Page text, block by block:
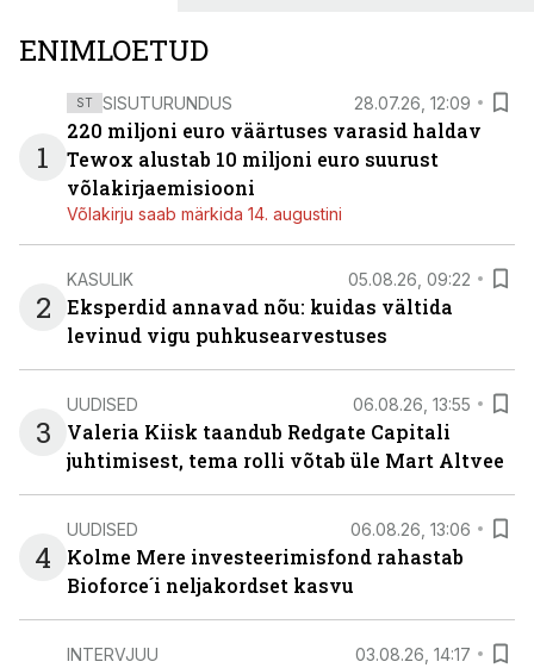
ENIMLOETUD
1
ST SISUTURUNDUS 28.07.26, 12:09
220 miljoni euro väärtuses varasid haldav
Tewox alustab 10 miljoni euro suurust
võlakirjaemisiooni
Võlakirju saab märkida 14. augustini
2
KASULIK 05.08.26, 09:22
Eksperdid annavad nõu: kuidas vältida
levinud vigu puhkusearvestuses
3
UUDISED 06.08.26, 13:55
Valeria Kiisk taandub Redgate Capitali
juhtimisest, tema rolli võtab üle Mart Altvee
4
UUDISED 06.08.26, 13:06
Kolme Mere investeerimisfond rahastab
Bioforce´i neljakordset kasvu
INTERVJUU 03.08.26, 14:17